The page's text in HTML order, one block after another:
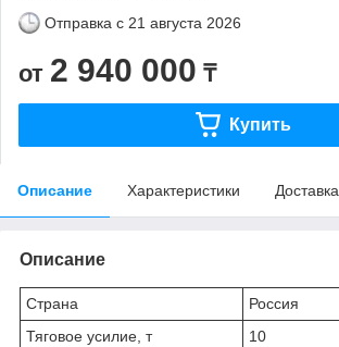
Отправка с 21 августа 2026
от 2 940 000 ₸
Купить
Описание Характеристики Доставка
Описание
Страна
Россия
Тяговое усилие, т
10